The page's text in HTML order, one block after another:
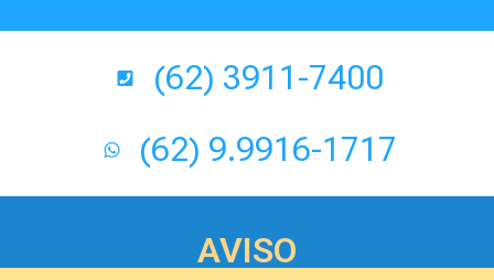
(62) 3911-7400
(62) 9.9916-1717
AVISO